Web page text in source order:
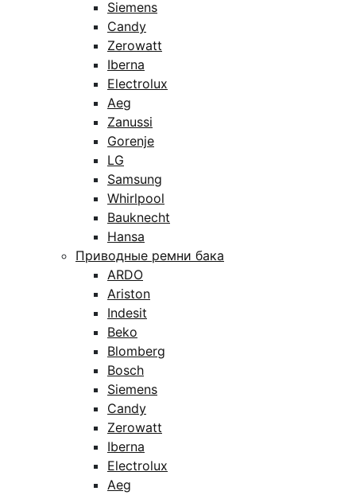
Siemens
Candy
Zerowatt
Iberna
Electrolux
Aeg
Zanussi
Gorenje
LG
Samsung
Whirlpool
Bauknecht
Hansa
Приводные ремни бака
ARDO
Ariston
Indesit
Beko
Blomberg
Bosch
Siemens
Candy
Zerowatt
Iberna
Electrolux
Aeg